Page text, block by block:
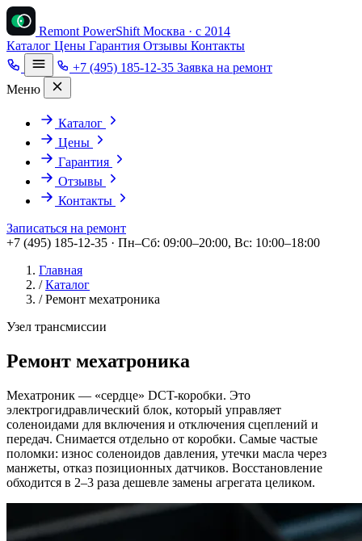
Remont PowerShift Москва · с 2014
Каталог Цены Гарантия Отзывы Контакты
+7 (495) 185-12-35 Заявка на ремонт
Меню
Каталог
Цены
Гарантия
Отзывы
Контакты
Записаться на ремонт
+7 (495) 185-12-35 · Пн–Сб: 09:00–20:00, Вс: 10:00–18:00
Главная
/ Каталог
/ Ремонт мехатроника
Узел трансмиссии
Ремонт мехатроника
Мехатроник — «сердце» DCT-коробки. Это
электрогидравлический блок, который управляет
соленоидами для включения и отключения сцеплений и
передач. Снимается отдельно от коробки. Самые частые
поломки: износ соленоидов давления, утечки масла через
манжеты, отказ позиционных датчиков. Восстановление
обходится в 2–3 раза дешевле замены агрегата целиком.